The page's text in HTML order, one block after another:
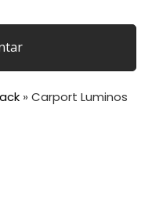
» Carport Luminos